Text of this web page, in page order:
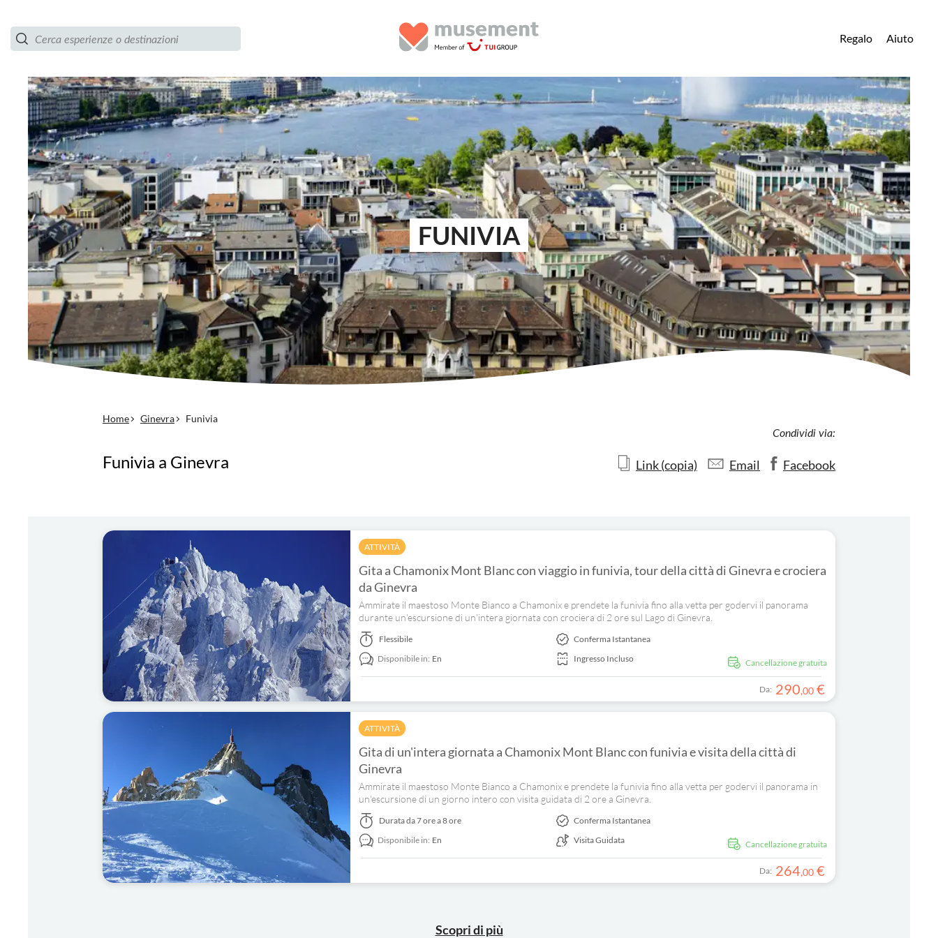
Regalo Aiuto
FUNIVIA
Home Ginevra Funivia
Funivia a Ginevra
Condividi via:
Link (copia) Email Facebook
ATTIVITÀ
Gita a Chamonix Mont Blanc con viaggio in funivia, tour della città di Ginevra e crociera
da Ginevra
Ammirate il maestoso Monte Bianco a Chamonix e prendete la funivia fino alla vetta per godervi il panorama
durante un'escursione di un'intera giornata con crociera di 2 ore sul Lago di Ginevra.
Cancellazione gratuita
Flessibile
Disponibile in: En
Conferma Istantanea
Ingresso Incluso
Da: 290,00 €
ATTIVITÀ
Gita di un'intera giornata a Chamonix Mont Blanc con funivia e visita della città di
Ginevra
Ammirate il maestoso Monte Bianco a Chamonix e prendete la funivia fino alla vetta per godervi il panorama in
un'escursione di un giorno intero con visita guidata di 2 ore a Ginevra.
Cancellazione gratuita
Duratada 7 ore a 8 ore
Disponibile in: En
Conferma Istantanea
Visita Guidata
Da: 264,00 €
Scopri di più